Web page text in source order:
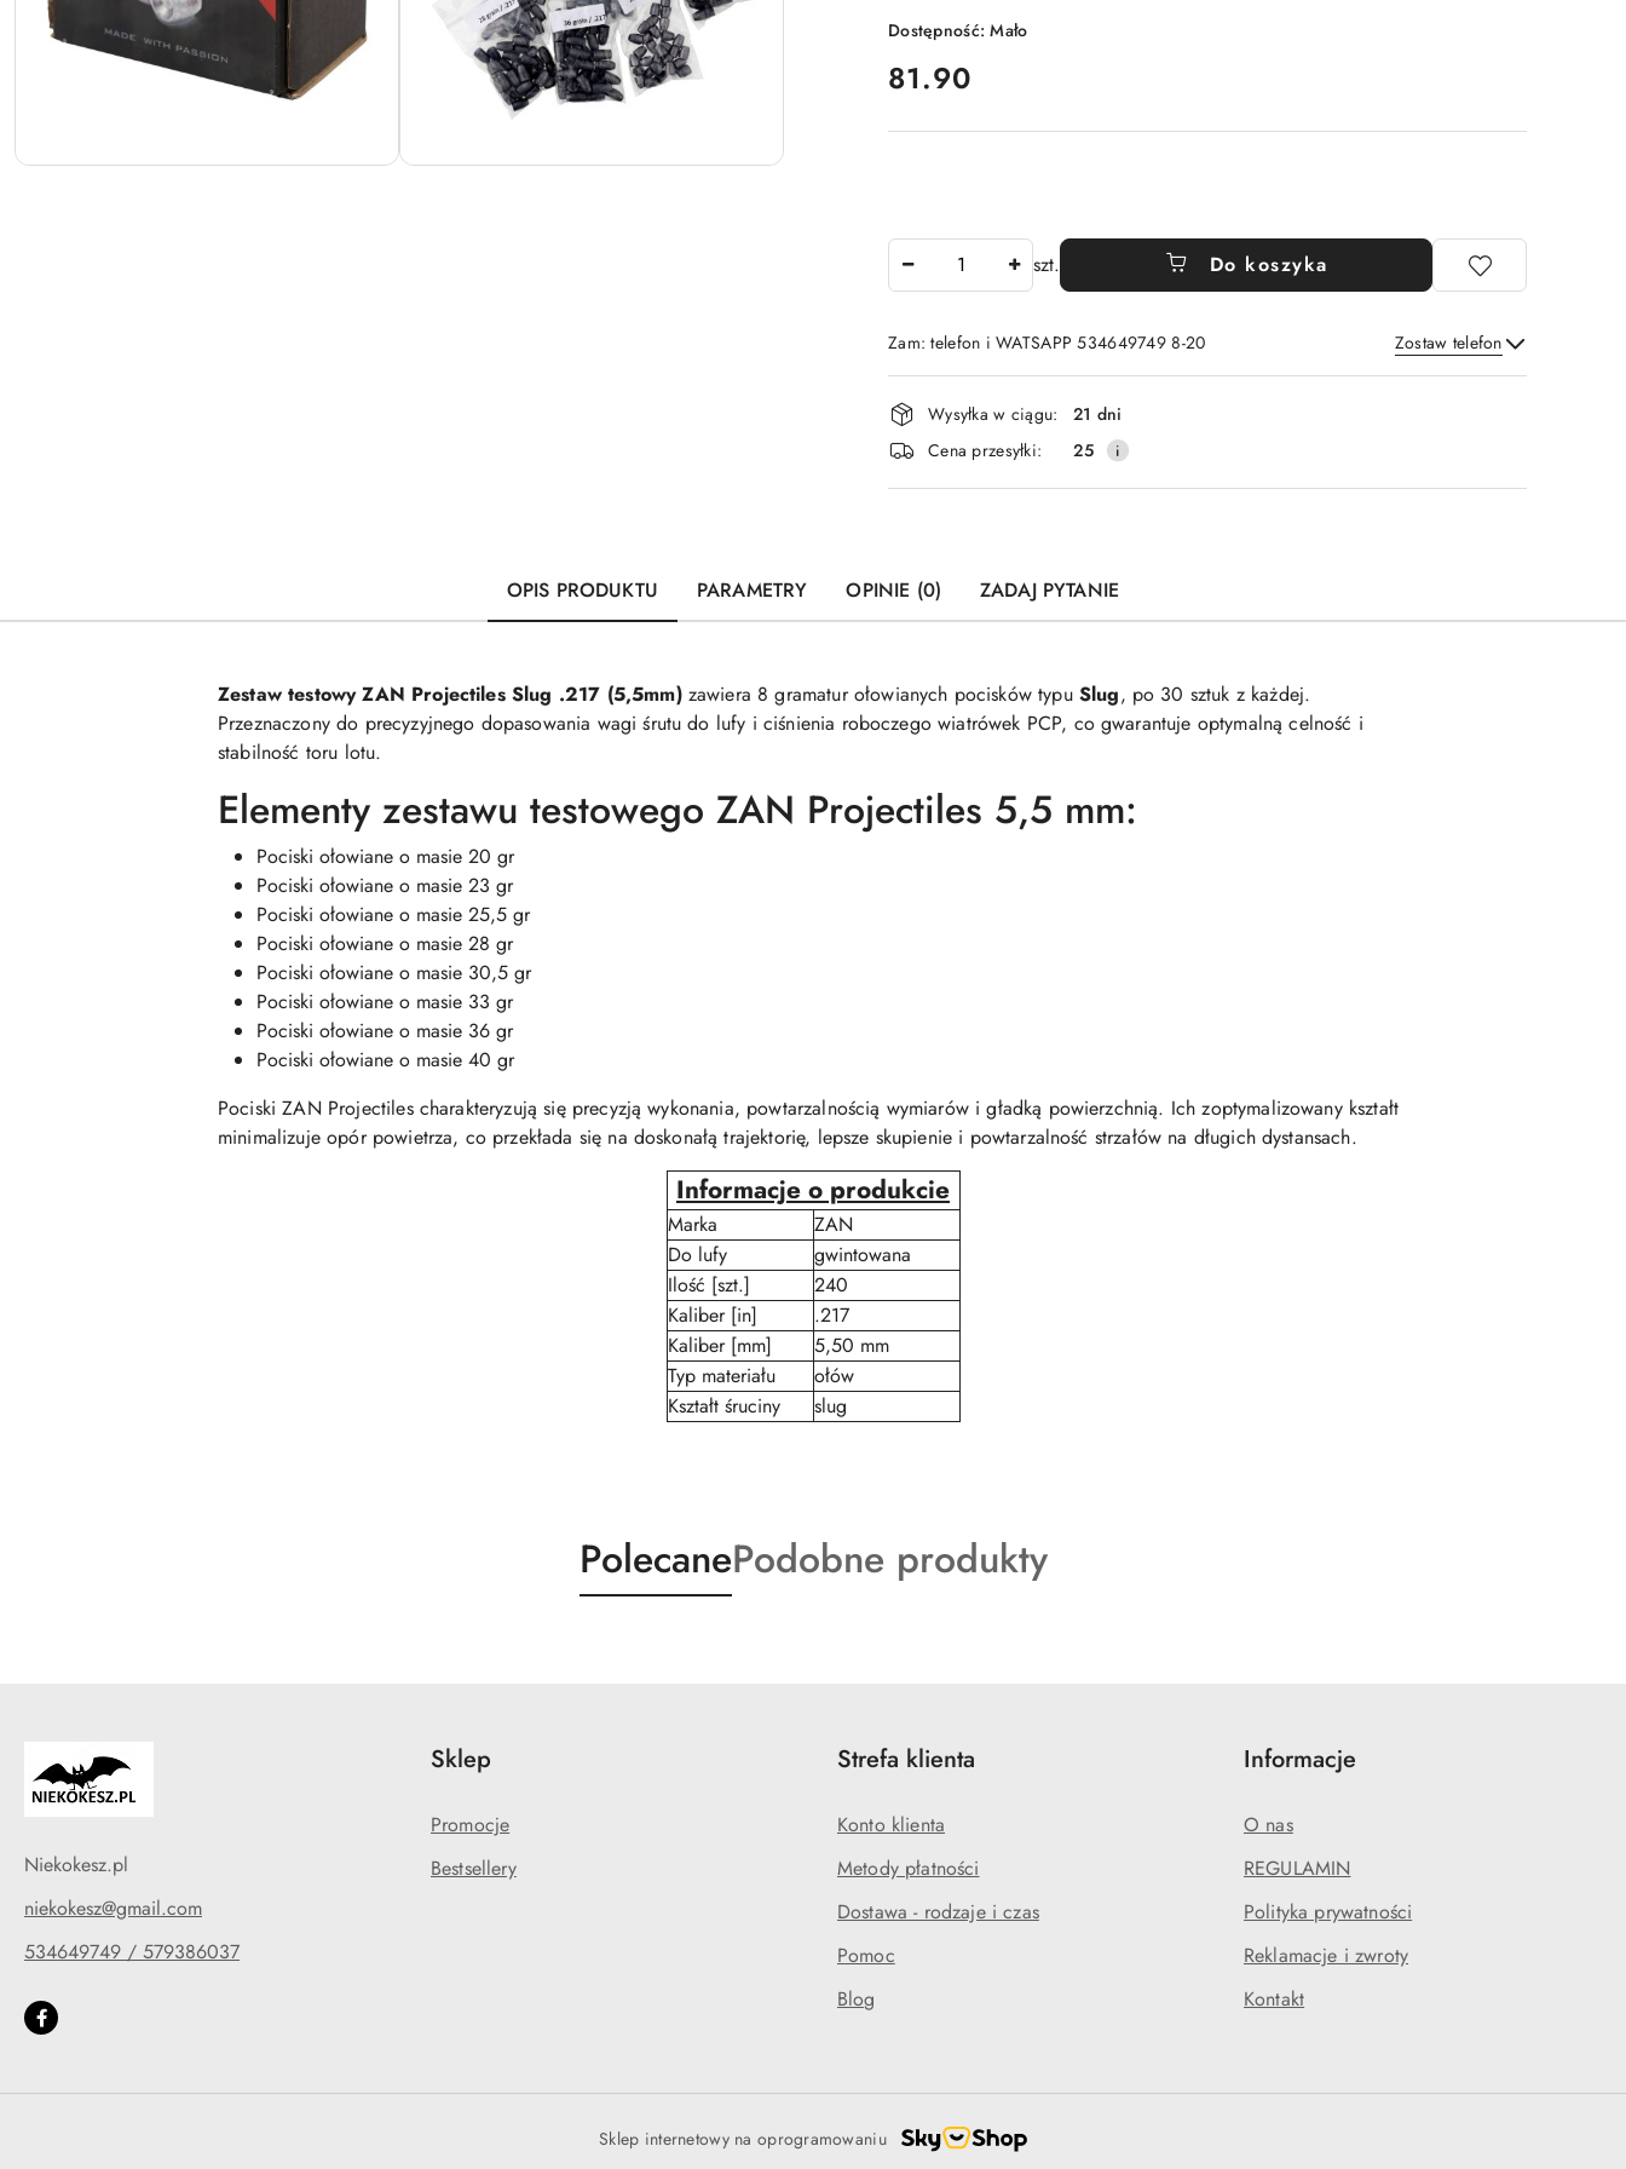
Dostępność:Mało
cena:
81.90
szt. Do koszyka
Zam: telefon i WATSAPP 534649749 8-20 Zostaw telefon
Wyślij
Dostępność
i
dostawa
Wysyłka w ciągu:
21 dni
Cena przesyłki:
25
OPIS PRODUKTU PARAMETRY OPINIE (0) ZADAJ PYTANIE
Zestaw testowy ZAN Projectiles Slug .217 (5,5mm)zawiera 8 gramatur ołowianych pocisków typu Slug, po 30 sztuk z każdej.
Przeznaczony do precyzyjnego dopasowania wagi śrutu do lufy i ciśnienia roboczego wiatrówek PCP, co gwarantuje optymalną celność i
stabilność toru lotu.
Elementy zestawu testowego ZAN Projectiles 5,5 mm:
Pociski ołowiane o masie 20 gr
Pociski ołowiane o masie 23 gr
Pociski ołowiane o masie 25,5 gr
Pociski ołowiane o masie 28 gr
Pociski ołowiane o masie 30,5 gr
Pociski ołowiane o masie 33 gr
Pociski ołowiane o masie 36 gr
Pociski ołowiane o masie 40 gr
Pociski ZAN Projectiles charakteryzują się precyzją wykonania, powtarzalnością wymiarów i gładką powierzchnią. Ich zoptymalizowany kształt
minimalizuje opór powietrza, co przekłada się na doskonałą trajektorię, lepsze skupienie i powtarzalność strzałów na długich dystansach.
Informacje o produkcie
Marka
ZAN
Do lufy
gwintowana
Ilość [szt.]
240
Kaliber [in]
.217
Kaliber [mm]
5,50 mm
Typ materiału
ołów
Kształt śruciny
slug
Produkty
o
PolecaneProdukty
o
Podobne produkty
Niekokesz.pl
niekokesz@gmail.com
534649749 / 579386037
Sklep
Promocje
Bestsellery
Strefa klienta
Konto klienta
Metody płatności
Dostawa - rodzaje i czas
Pomoc
Blog
Informacje
O nas
REGULAMIN
Polityka prywatności
Reklamacje i zwroty
Kontakt
Sklep internetowy na oprogramowaniu